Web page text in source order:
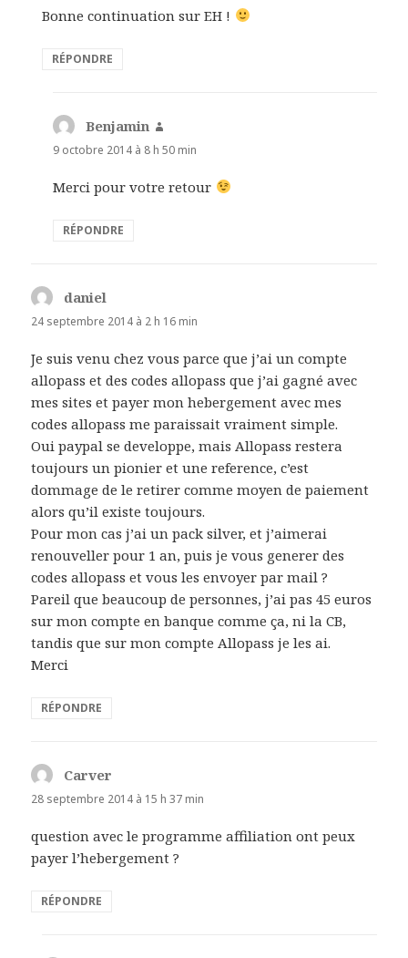
Bonne continuation sur EH !
RÉPONDRE
Benjamin
9 octobre 2014 à 8 h 50 min
Merci pour votre retour
RÉPONDRE
daniel
24 septembre 2014 à 2 h 16 min
Je suis venu chez vous parce que j’ai un compte
allopass et des codes allopass que j’ai gagné avec
mes sites et payer mon hebergement avec mes
codes allopass me paraissait vraiment simple.
Oui paypal se developpe, mais Allopass restera
toujours un pionier et une reference, c’est
dommage de le retirer comme moyen de paiement
alors qu’il existe toujours.
Pour mon cas j’ai un pack silver, et j’aimerai
renouveller pour 1 an, puis je vous generer des
codes allopass et vous les envoyer par mail ?
Pareil que beaucoup de personnes, j’ai pas 45 euros
sur mon compte en banque comme ça, ni la CB,
tandis que sur mon compte Allopass je les ai.
Merci
RÉPONDRE
Carver
28 septembre 2014 à 15 h 37 min
question avec le programme affiliation ont peux
payer l’hebergement ?
RÉPONDRE